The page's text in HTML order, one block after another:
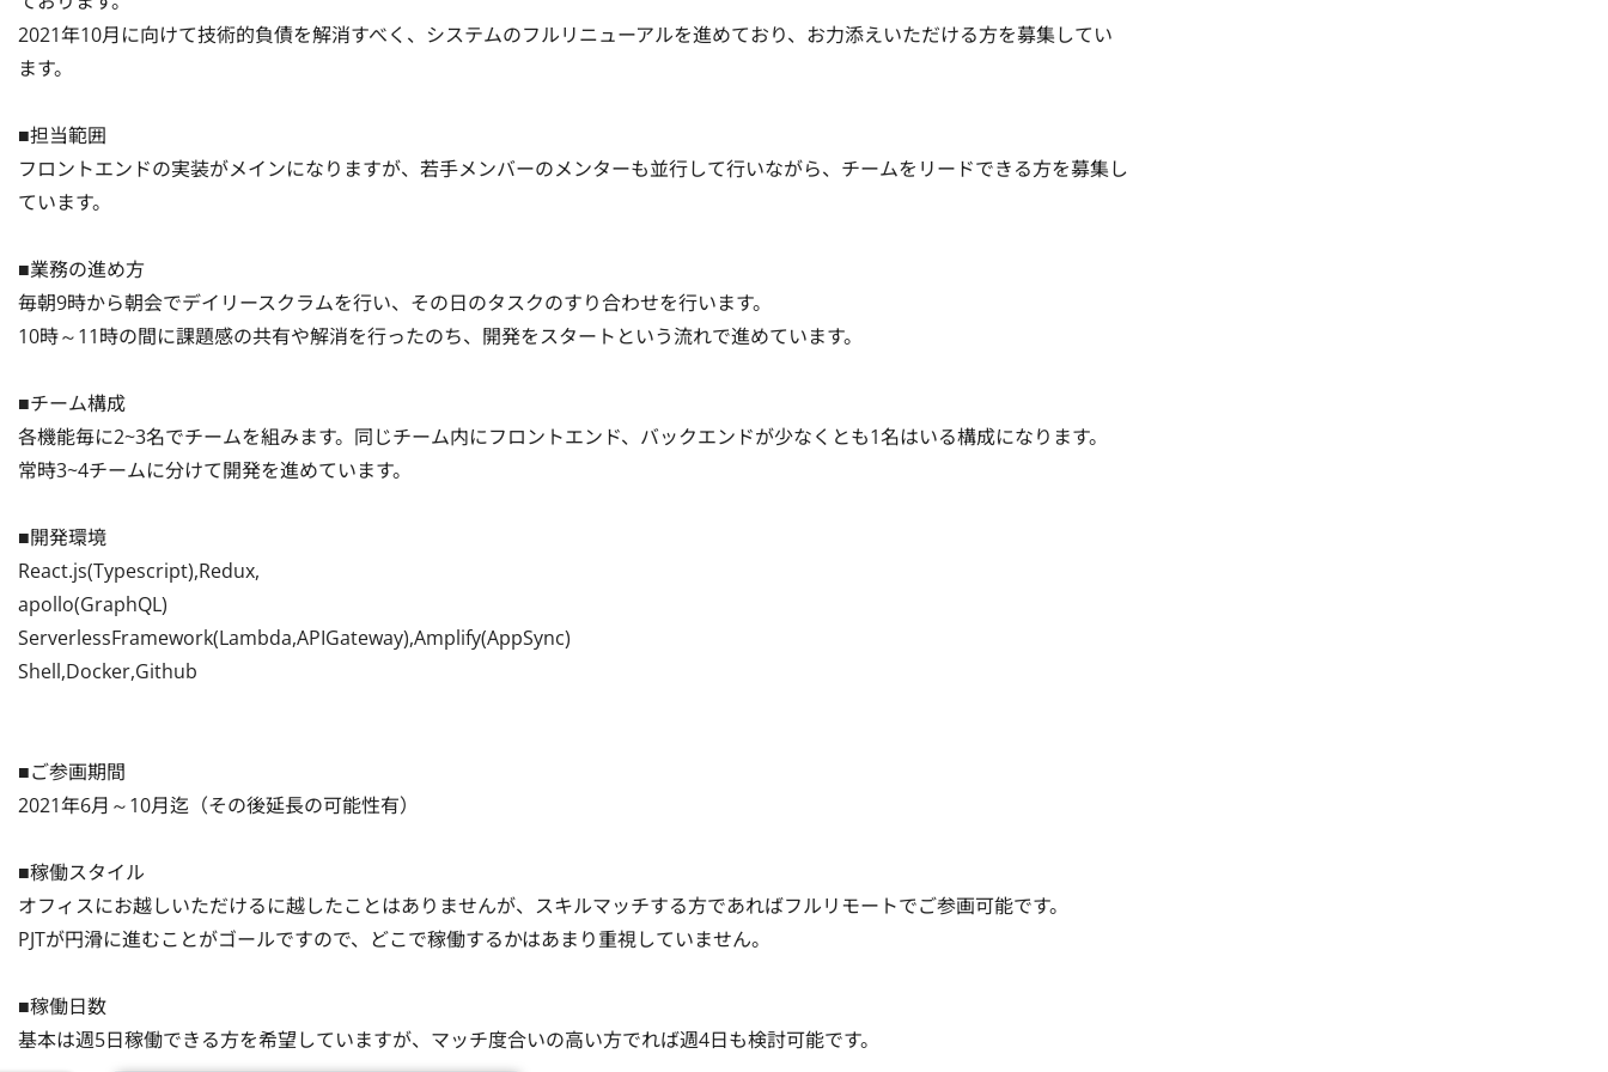
2021年10月に向けて技術的負債を解消すべく、システムのフルリニューアルを進めており、お力添えいただける方を募集してい
ます。
■担当範囲
フロントエンドの実装がメインになりますが、若手メンバーのメンターも並行して行いながら、チームをリードできる方を募集し
ています。
■業務の進め方
毎朝9時から朝会でデイリースクラムを行い、その日のタスクのすり合わせを行います。
10時～11時の間に課題感の共有や解消を行ったのち、開発をスタートという流れで進めています。
■チーム構成
各機能毎に2~3名でチームを組みます。同じチーム内にフロントエンド、バックエンドが少なくとも1名はいる構成になります。
常時3~4チームに分けて開発を進めています。
■開発環境
React.js(Typescript),Redux,
apollo(GraphQL)
ServerlessFramework(Lambda,APIGateway),Amplify(AppSync)
Shell,Docker,Github
■ご参画期間
2021年6月～10月迄（その後延長の可能性有）
■稼働スタイル
オフィスにお越しいただけるに越したことはありませんが、スキルマッチする方であればフルリモートでご参画可能です。
PJTが円滑に進むことがゴールですので、どこで稼働するかはあまり重視していません。
■稼働日数
基本は週5日稼働できる方を希望していますが、マッチ度合いの高い方でれば週4日も検討可能です。